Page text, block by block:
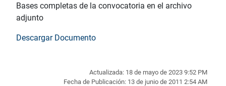
Bases completas de la convocatoria en el archivo
adjunto
Descargar Documento
Actualizada: 18 de mayo de 2023 9:52 PM
Fecha de Publicación: 13 de junio de 2011 2:54 AM